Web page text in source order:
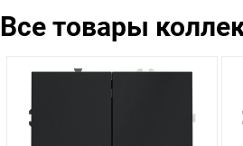
Все товары